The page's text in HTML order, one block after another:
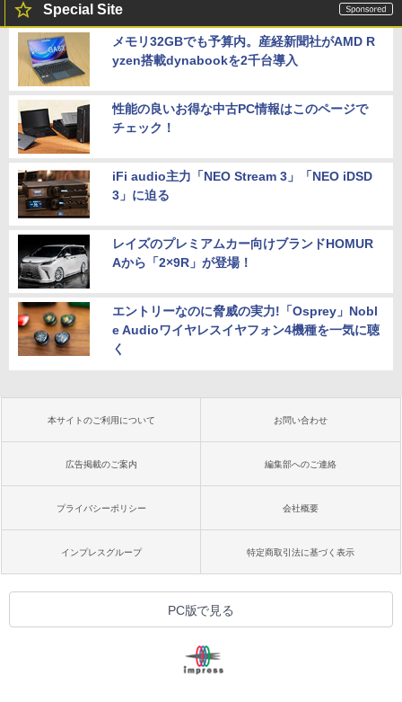
Special Site
メモリ32GBでも予算内。産経新聞社がAMD R
yzen搭載dynabookを2千台導入
性能の良いお得な中古PC情報はこのページで
チェック！
iFi audio主力「NEO Stream 3」「NEO iDSD
3」に迫る
レイズのプレミアムカー向けブランドHOMUR
Aから「2×9R」が登場！
エントリーなのに脅威の実力!「Osprey」Nobl
e Audioワイヤレスイヤフォン4機種を一気に聴
く
本サイトのご利用について お問い合わせ
広告掲載のご案内 編集部へのご連絡
プライバシーポリシー 会社概要
インプレスグループ 特定商取引法に基づく表示
PC版で見る